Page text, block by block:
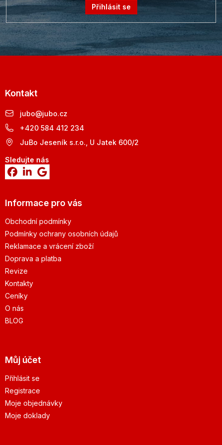
Přihlásit se
Kontakt
jubo@jubo.cz
+420 584 412 234
JuBo Jeseník s.r.o., U Jatek 600/2
Sledujte nás
Informace pro vás
Obchodní podmínky
Podmínky ochrany osobních údajů
Reklamace a vrácení zboží
Doprava a platba
Revize
Kontakty
Ceníky
O nás
BLOG
Můj účet
Přihlásit se
Registrace
Moje objednávky
Moje doklady